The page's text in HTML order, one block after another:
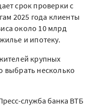
срок проверки с
2025 года клиенты
около 10 млрд
и ипотеку.
крупных
выбрать несколько
служба банка ВТБ